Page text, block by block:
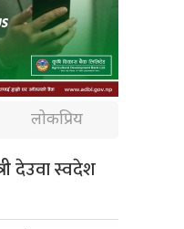
लोकप्रिय
देउवा स्वदेश